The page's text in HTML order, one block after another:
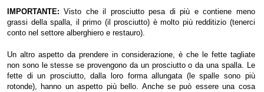
IMPORTANTE: Visto che il prosciutto pesa di più e contiene meno
grassi della spalla, il primo (il prosciutto) è molto più redditizio (tenerci
conto nel settore alberghiero e restauro).
Un altro aspetto da prendere in considerazione, è che le fette tagliate
non sono le stesse se provengono da un prosciutto o da una spalla. Le
fette di un prosciutto, dalla loro forma allungata (le spalle sono più
rotonde), hanno un aspetto più bello. Anche se può essere una cosa